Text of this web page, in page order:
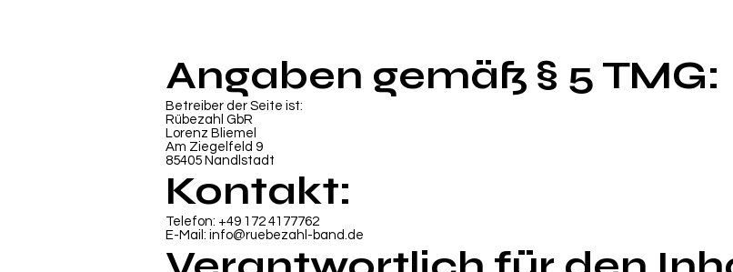
Angaben gemäß § 5 TMG:
Betreiber der Seite ist:
Rübezahl GbR
Lorenz Bliemel
Am Ziegelfeld 9
85405 Nandlstadt
Kontakt:
Telefon: +49 172 4177762
E-Mail: info@ruebezahl-band.de